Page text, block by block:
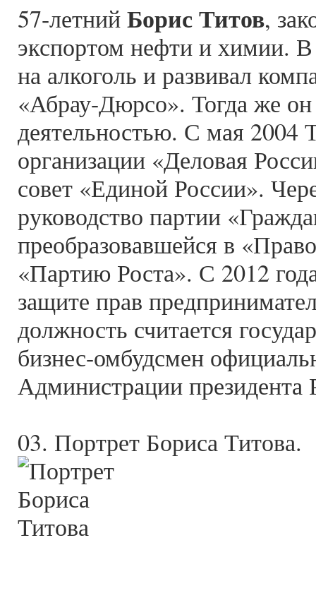
57-летнийБорис Титов,
экспортом нефти и химии.
на алкоголь и развивал
«Абрау-Дюрсо». Тогда же
деятельностью. С мая 2004
организации «Деловая
совет «Единой России».
руководство партии
преобразовавшейся в
«Партию Роста». С 2012
защите прав
должность считается
бизнес-омбудсмен
Администрации
03. Портрет Бориса Титова.